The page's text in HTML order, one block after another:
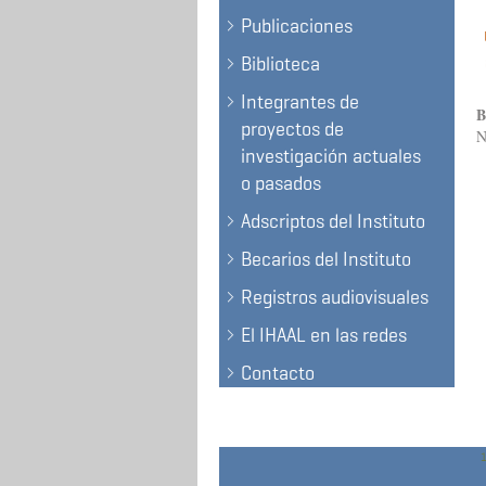
Publicaciones
Biblioteca
Integrantes de
proyectos de
investigación actuales
o pasados
Adscriptos del Instituto
Becarios del Instituto
Registros audiovisuales
El IHAAL en las redes
Contacto